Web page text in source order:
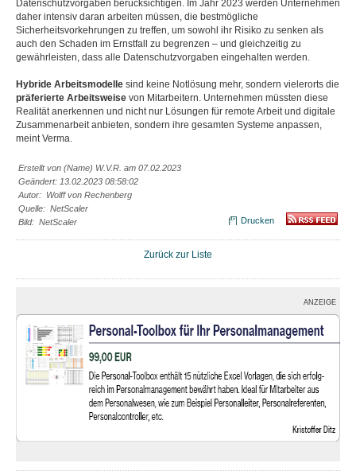
Datenschutzvorgaben berücksichtigen. Im Jahr 2023 werden Unternehmen
daher intensiv daran arbeiten müssen, die bestmögliche
Sicherheitsvorkehrungen zu treffen, um sowohl ihr Risiko zu senken als
auch den Schaden im Ernstfall zu begrenzen – und gleichzeitig zu
gewährleisten, dass alle Datenschutzvorgaben eingehalten werden.
Hybride Arbeitsmodelle sind keine Notlösung mehr, sondern vielerorts die
präferierte Arbeitsweise von Mitarbeitern. Unternehmen müssten diese
Realität anerkennen und nicht nur Lösungen für remote Arbeit und digitale
Zusammenarbeit anbieten, sondern ihre gesamten Systeme anpassen,
meint Verma.
Erstellt von (Name) W.V.R. am 07.02.2023
Geändert: 13.02.2023 08:58:02
Autor: Wolff von Rechenberg
Quelle: NetScaler
Bild: NetScaler
Drucken
Zurück zur Liste
ANZEIGE